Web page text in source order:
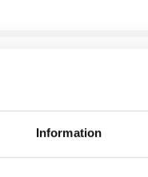
Information